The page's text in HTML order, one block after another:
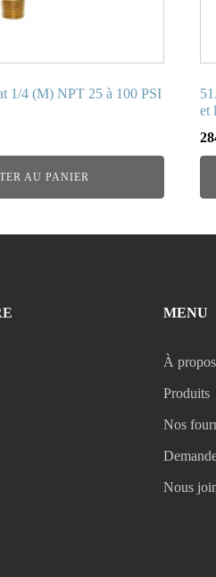
1/4 (M) NPT 25 à 100 PSI
AU PANIER
et
MENU
À propos
Produits
Nos
Nous